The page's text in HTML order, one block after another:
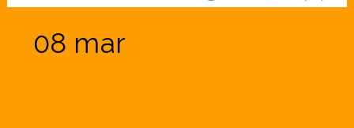
08 marInternationella